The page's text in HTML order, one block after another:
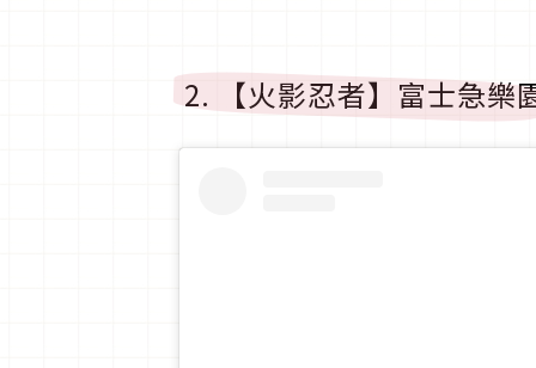
2. 【火影忍者】富士急樂